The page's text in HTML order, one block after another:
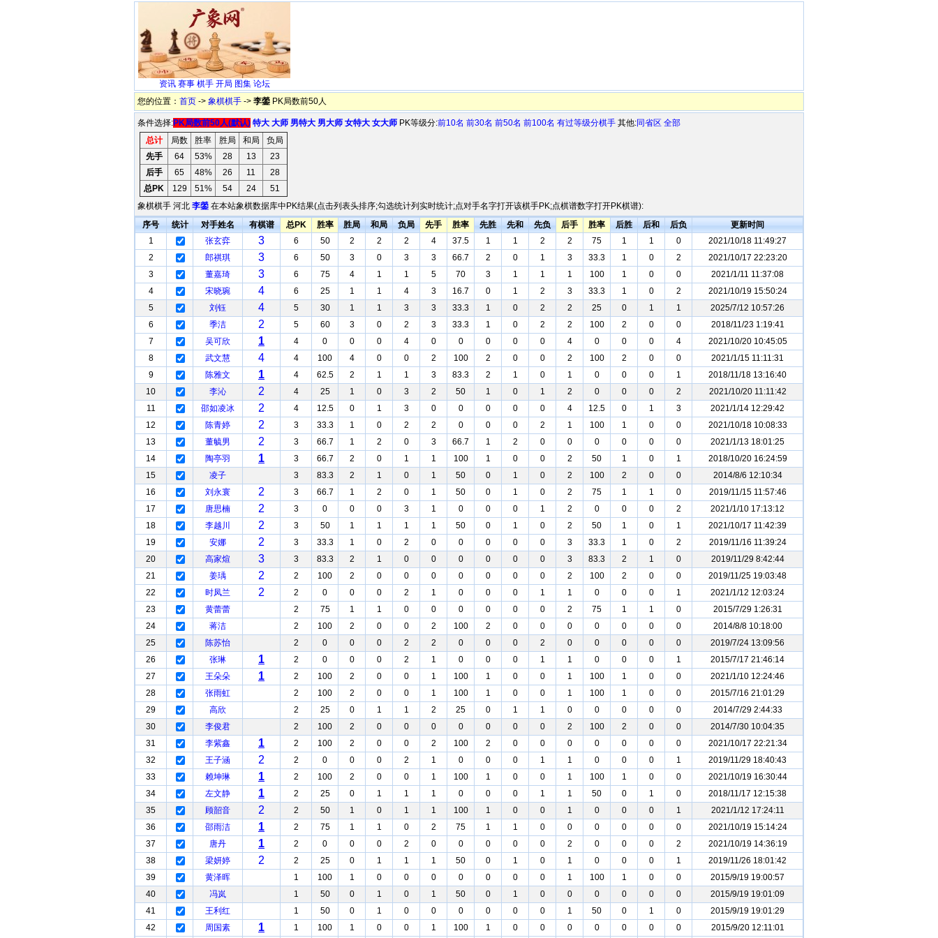
资讯 赛事 棋手 开局 图集 论坛
您的位置： 首页 -> 象棋棋手 -> 李鎣 PK局数前50人
条件选择:PK局数前50人(默认) 特大 大师 男特大 男大师 女特大 女大师 PK等级分:前10名 前30名 前50名 前100名 有过等级分棋手 其他:同省区 全部
总计
局数 胜率 胜局 和局
负局
先手
64 53% 28 13
23
后手
65 48% 26 11
28
总PK
129 51% 54 24
51
象棋棋手 河北 李鎣 在本站象棋数据库中PK结果(点击列表头排序;勾选统计列实时统计;点对手名字打开该棋手PK;点棋谱数字打开PK棋谱):
序号
统计 对手姓名 有棋谱 总PK 胜率 胜局 和局 负局 先手 胜率 先胜 先和 先负 后手 胜率 后胜 后和 后负
更新时间
1
张玄弈 3 6 50 2 2 2 4 37.5 1 1 2 2 75 1 1 0
2021/10/18 11:49:27
2
郎祺琪 3 6 50 3 0 3 3 66.7 2 0 1 3 33.3 1 0 2
2021/10/17 22:23:20
3
董嘉琦 3 6 75 4 1 1 5 70 3 1 1 1 100 1 0 0
2021/1/11 11:37:08
4
宋晓琬 4 6 25 1 1 4 3 16.7 0 1 2 3 33.3 1 0 2
2021/10/19 15:50:24
5
刘钰 4 5 30 1 1 3 3 33.3 1 0 2 2 25 0 1 1
2025/7/12 10:57:26
6
季洁 2 5 60 3 0 2 3 33.3 1 0 2 2 100 2 0 0
2018/11/23 1:19:41
7
吴可欣 1 4 0 0 0 4 0 0 0 0 0 4 0 0 0 4
2021/10/20 10:45:05
8
武文慧 4 4 100 4 0 0 2 100 2 0 0 2 100 2 0 0
2021/1/15 11:11:31
9
陈雅文 1 4 62.5 2 1 1 3 83.3 2 1 0 1 0 0 0 1
2018/11/18 13:16:40
10
李沁 2 4 25 1 0 3 2 50 1 0 1 2 0 0 0 2
2021/10/20 11:11:42
11
邵如凌冰 2 4 12.5 0 1 3 0 0 0 0 0 4 12.5 0 1 3
2021/1/14 12:29:42
12
陈青婷 2 3 33.3 1 0 2 2 0 0 0 2 1 100 1 0 0
2021/10/18 10:08:33
13
董毓男 2 3 66.7 1 2 0 3 66.7 1 2 0 0 0 0 0 0
2021/1/13 18:01:25
14
陶亭羽 1 3 66.7 2 0 1 1 100 1 0 0 2 50 1 0 1
2018/10/20 16:24:59
15
凌子 3 83.3 2 1 0 1 50 0 1 0 2 100 2 0 0
2014/8/6 12:10:34
16
刘永寰 2 3 66.7 1 2 0 1 50 0 1 0 2 75 1 1 0
2019/11/15 11:57:46
17
唐思楠 2 3 0 0 0 3 1 0 0 0 1 2 0 0 0 2
2021/1/10 17:13:12
18
李越川 2 3 50 1 1 1 1 50 0 1 0 2 50 1 0 1
2021/10/17 11:42:39
19
安娜 2 3 33.3 1 0 2 0 0 0 0 0 3 33.3 1 0 2
2019/11/16 11:39:24
20
高家煊 3 3 83.3 2 1 0 0 0 0 0 0 3 83.3 2 1 0
2019/11/29 8:42:44
21
姜瑀 2 2 100 2 0 0 0 0 0 0 0 2 100 2 0 0
2019/11/25 19:03:48
22
时凤兰 2 2 0 0 0 2 1 0 0 0 1 1 0 0 0 1
2021/1/12 12:03:24
23
黄蕾蕾 2 75 1 1 0 0 0 0 0 0 2 75 1 1 0
2015/7/29 1:26:31
24
蒋洁 2 100 2 0 0 2 100 2 0 0 0 0 0 0 0
2014/8/8 10:18:00
25
陈苏怡 2 0 0 0 2 2 0 0 0 2 0 0 0 0 0
2019/7/24 13:09:56
26
张琳 1 2 0 0 0 2 1 0 0 0 1 1 0 0 0 1
2015/7/17 21:46:14
27
王朵朵 1 2 100 2 0 0 1 100 1 0 0 1 100 1 0 0
2021/1/10 12:24:46
28
张雨虹 2 100 2 0 0 1 100 1 0 0 1 100 1 0 0
2015/7/16 21:01:29
29
高欣 2 25 0 1 1 2 25 0 1 1 0 0 0 0 0
2014/7/29 2:44:33
30
李俊君 2 100 2 0 0 0 0 0 0 0 2 100 2 0 0
2014/7/30 10:04:35
31
李紫鑫 1 2 100 2 0 0 2 100 2 0 0 0 0 0 0 0
2021/10/17 22:21:34
32
王子涵 2 2 0 0 0 2 1 0 0 0 1 1 0 0 0 1
2019/11/29 18:40:43
33
赖坤琳 1 2 100 2 0 0 1 100 1 0 0 1 100 1 0 0
2021/10/19 16:30:44
34
左文静 1 2 25 0 1 1 1 0 0 0 1 1 50 0 1 0
2018/11/17 12:15:38
35
顾韶音 2 2 50 1 0 1 1 100 1 0 0 1 0 0 0 1
2021/1/12 17:24:11
36
邵雨洁 1 2 75 1 1 0 2 75 1 1 0 0 0 0 0 0
2021/10/19 15:14:24
37
唐丹 1 2 0 0 0 2 0 0 0 0 0 2 0 0 0 2
2021/10/19 14:36:19
38
梁妍婷 2 2 25 0 1 1 1 50 0 1 0 1 0 0 0 1
2019/11/26 18:01:42
39
黄泽晖 1 100 1 0 0 0 0 0 0 0 1 100 1 0 0
2015/9/19 19:00:57
40
冯岚 1 50 0 1 0 1 50 0 1 0 0 0 0 0 0
2015/9/19 19:01:09
41
王利红 1 50 0 1 0 0 0 0 0 0 1 50 0 1 0
2015/9/19 19:01:29
42
周国素 1 1 100 1 0 0 1 100 1 0 0 0 0 0 0 0 2015/9/20 12:11:01